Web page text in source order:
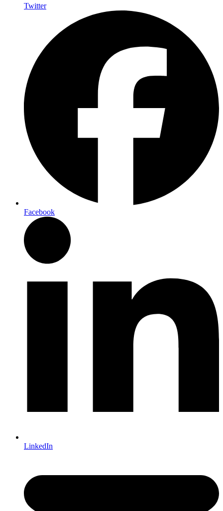
Twitter
Facebook
LinkedIn